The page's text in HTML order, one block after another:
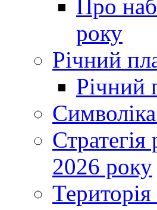
Про
року
Річний
Річний
2026 року